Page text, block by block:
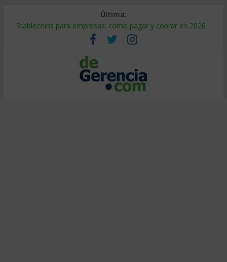
Última:
Stablecoins para empresas: cómo pagar y cobrar en 2026
Despido silencioso: qué es y por qué sale tan caro
IA en selección de personal: cómo auditarla a tiempo
Trabajo forzoso en la cadena de suministro: qué hacer
Mercado hispano de EE. UU.: cómo segmentarlo y venderle